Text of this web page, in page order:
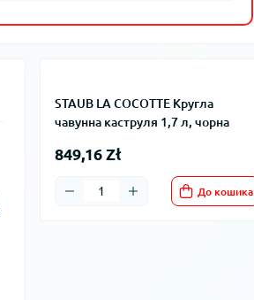
STAUB LA COCOTTE Кругла
чавунна каструля 1,7 л, чорна
849,16 Zł
До кошика